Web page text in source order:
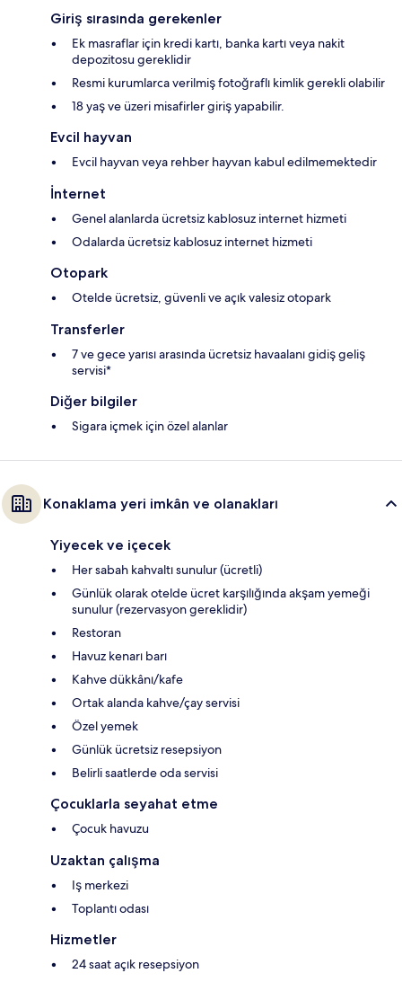
Giriş sırasında gerekenler
Ek masraflar için kredi kartı, banka kartı veya nakit
depozitosu gereklidir
Resmi kurumlarca verilmiş fotoğraflı kimlik gerekli olabilir
18 yaş ve üzeri misafirler giriş yapabilir.
Evcil hayvan
Evcil hayvan veya rehber hayvan kabul edilmemektedir
İnternet
Genel alanlarda ücretsiz kablosuz internet hizmeti
Odalarda ücretsiz kablosuz internet hizmeti
Otopark
Otelde ücretsiz, güvenli ve açık valesiz otopark
Transferler
7 ve gece yarısı arasında ücretsiz havaalanı gidiş geliş
servisi*
Diğer bilgiler
Sigara içmek için özel alanlar
Konaklama yeri imkân ve olanakları
Yiyecek ve içecek
Her sabah kahvaltı sunulur (ücretli)
Günlük olarak otelde ücret karşılığında akşam yemeği
sunulur (rezervasyon gereklidir)
Restoran
Havuz kenarı barı
Kahve dükkânı/kafe
Ortak alanda kahve/çay servisi
Özel yemek
Günlük ücretsiz resepsiyon
Belirli saatlerde oda servisi
Çocuklarla seyahat etme
Çocuk havuzu
Uzaktan çalışma
Iş merkezi
Toplantı odası
Hizmetler
24 saat açık resepsiyon